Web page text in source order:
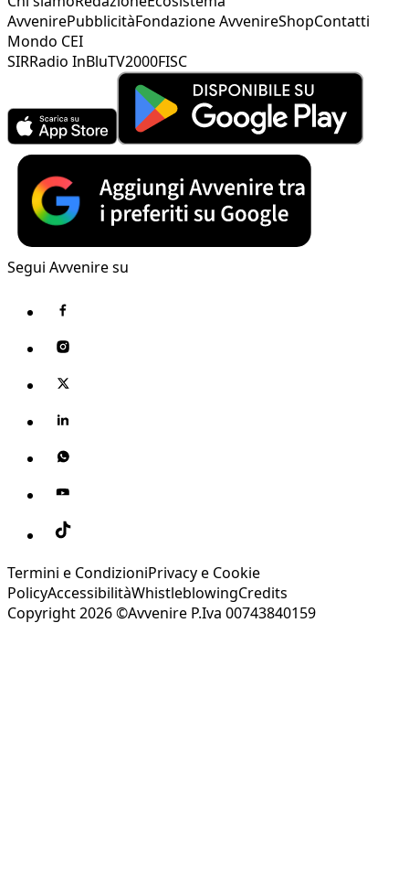
AvvenirePubblicitàFondazione AvvenireShopContatti
Mondo CEI
SIRRadio InBluTV2000FISC
Segui Avvenire su
Termini e CondizioniPrivacy e Cookie
PolicyAccessibilitàWhistleblowingCredits
Copyright 2026 ©Avvenire P.Iva 00743840159